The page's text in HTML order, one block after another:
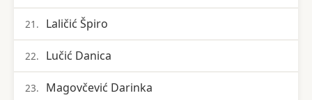
21. Laličić Špiro
22. Lučić Danica
23. Magovčević Darinka